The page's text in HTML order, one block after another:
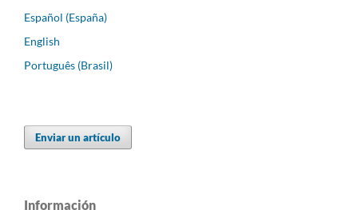
Español (España)
English
Português (Brasil)
Enviar un artículo
Información